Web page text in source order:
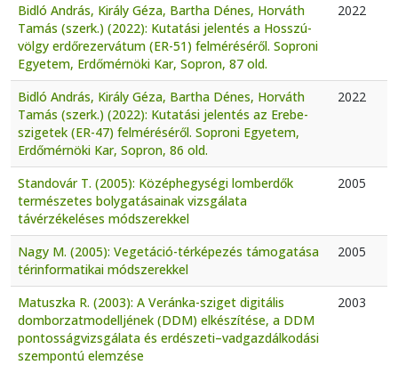
Bidló András, Király Géza, Bartha Dénes, Horváth
Tamás (szerk.) (2022): Kutatási jelentés a Hosszú-
völgy erdőrezervátum (ER-51) felméréséről. Soproni
Egyetem, Erdőmérnöki Kar, Sopron, 87 old.
2022
Bidló András, Király Géza, Bartha Dénes, Horváth
Tamás (szerk.) (2022): Kutatási jelentés az Erebe-
szigetek (ER-47) felméréséről. Soproni Egyetem,
Erdőmérnöki Kar, Sopron, 86 old.
2022
Standovár T. (2005): Középhegységi lomberdők
természetes bolygatásainak vizsgálata
távérzékeléses módszerekkel
2005
Nagy M. (2005): Vegetáció-térképezés támogatása
térinformatikai módszerekkel
2005
Matuszka R. (2003): A Veránka-sziget digitális
domborzatmodelljének (DDM) elkészítése, a DDM
pontosságvizsgálata és erdészeti–vadgazdálkodási
szempontú elemzése
2003